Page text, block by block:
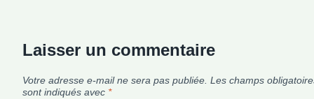
Laisser un commentaire
Votre adresse e-mail ne sera pas publiée. Les champs
sont indiqués avec *